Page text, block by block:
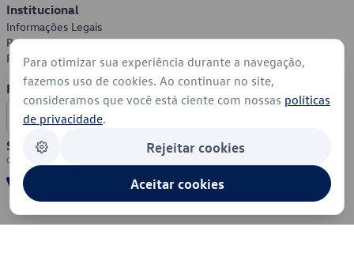
Institucional
Informações Legais
Política de Privacidade
Política de Cookies
Formas de Pagamento
Segurança
Para otimizar sua experiência durante a navegação,
fazemos uso de cookies. Ao continuar no site,
consideramos que você está ciente com nossas políticas
de privacidade.
Rejeitar cookies
Aceitar cookies